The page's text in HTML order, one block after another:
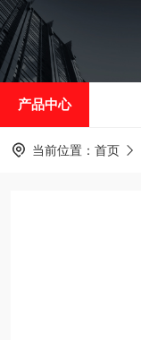
产品中心
当前位置： 首页